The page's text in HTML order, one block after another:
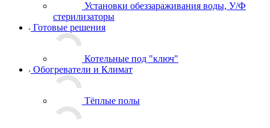
Установки обеззараживания воды, У/Ф
стерилизаторы
Готовые решения
Котельные под "ключ"
Обогреватели и Климат
Тёплые полы